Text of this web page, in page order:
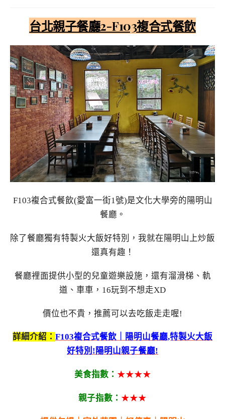
台北親子餐廳2-F103複合式餐飲
F103複合式餐飲(愛富一街1號)是文化大學旁的陽明山
餐廳。
除了餐廳獨有特製火大飯好特別，我就在陽明山上炒飯
還真有趣！
餐廳裡面提供小型的兒童遊樂設施，還有溜滑梯、軌
道、車車，16玩到不想走XD
價位也不貴，推薦可以去吃飯走走喔!
詳細介紹： F103複合式餐飲｜陽明山餐廳,特製火大飯
好特別!陽明山親子餐廳!
美食指數： ★★★★
親子指數： ★★★